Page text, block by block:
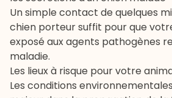
Un simple contact de quelques
chien porteur suffit pour que
exposé aux agents pathogènes
maladie.
Les lieux à risque pour votre
Les conditions